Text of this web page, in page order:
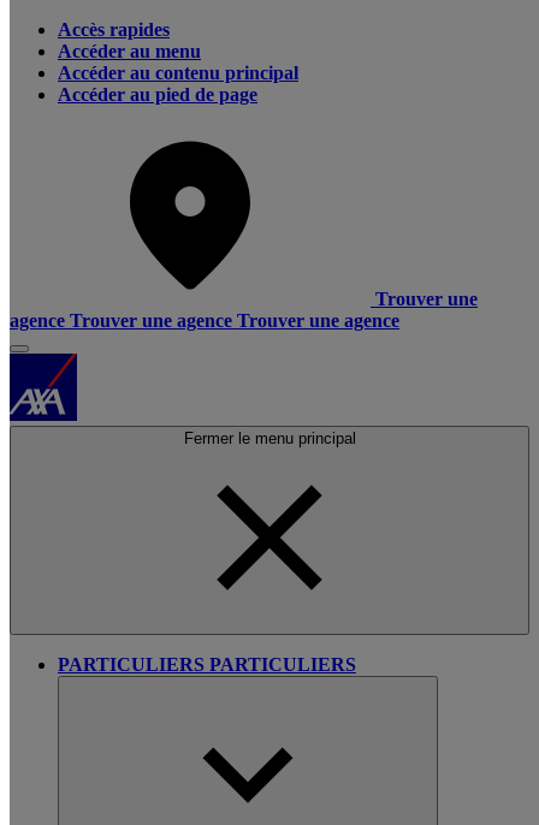
Accès rapides
Accéder au menu
Accéder au contenu principal
Accéder au pied de page
Trouver une
agence Trouver une agence Trouver une agence
Fermer le menu principal
PARTICULIERS PARTICULIERS